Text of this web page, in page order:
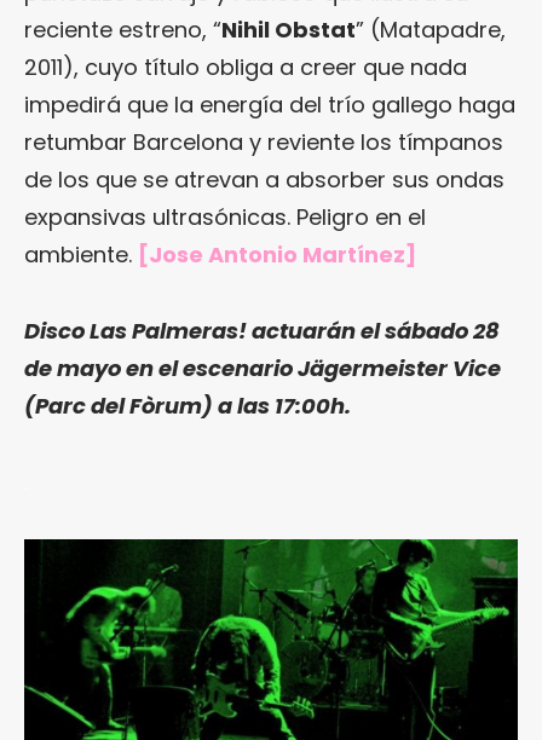
reciente estreno, “Nihil Obstat” (Matapadre,
2011), cuyo título obliga a creer que nada
impedirá que la energía del trío gallego haga
retumbar Barcelona y reviente los tímpanos
de los que se atrevan a absorber sus ondas
expansivas ultrasónicas. Peligro en el
ambiente. [Jose Antonio Martínez]
Disco Las Palmeras!actuarán el sábado 28
de mayo en el escenario Jägermeister Vice
(Parc del Fòrum) a las 17:00h.